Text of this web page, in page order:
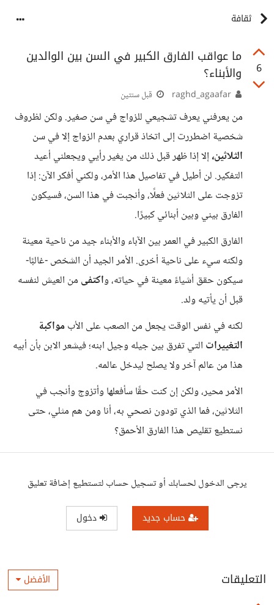
ثقافة
6
ما عواقب الفارق الكبير في السن بين الوالدين
والأبناء؟
قبل سنتين
من يعرفني يعرف تشجيعي للزواج في سن صغير. ولكن لظروف
شخصية اضطررت إلى اتخاذ قراري بعدم الزواج إلا في سن
الثلاثين،إلا إذا ظهر قبل ذلك من يغير رأيي ويجعلني أعيد
التفكير. لن أطيل في تفاصيل هذا الأمر، ولكني أفكر الآن: إذا
تزوجت على الثلاثين فعلًا، وأنجبت في هذا السن، فسيكون
الفارق بيني وبين أبنائي كبيرًا.
الفارق الكبير في العمر بين الآباء والأبناء جيد من ناحية معينة
ولكنه سيء على ناحية أخرى. الأمر الجيد أن الشخص -غالبًا-
سيكون حقق أشياءً معينة في حياته، واكتفى من العيش لنفسه
قبل أن يأتيه ولد.
لكنه في نفس الوقت يجعل من الصعب على الأبمواكبة
التغييرات التي تفرق بين جيله وجيل ابنه؛ فيشعر الابن بأن أبيه
هذا من عالم آخر ولا يصلح ليدخل عالمه.
الأمر محير، ولكن إن كنت حقًا سأفعلها وأتزوج وأنجب في
الثلاثين، فما الذي تودون نصحي به، أنا ومن هم مثلي، حتى
نستطيع تقليص هذا الفارق الأحمق؟
يرجى الدخول لحسابك أو تسجيل حساب لتستطيع إضافة تعليق
حساب جديد دخول
التعليقات الأفضل